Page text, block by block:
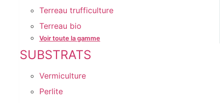
Terreau trufficulture
Terreau bio
Voir toute la gamme
SUBSTRATS
Vermiculture
Perlite